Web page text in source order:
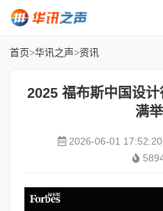
首页>华讯之声>资讯
2025 福布斯中国设
满
2026-06-01 17:52:20